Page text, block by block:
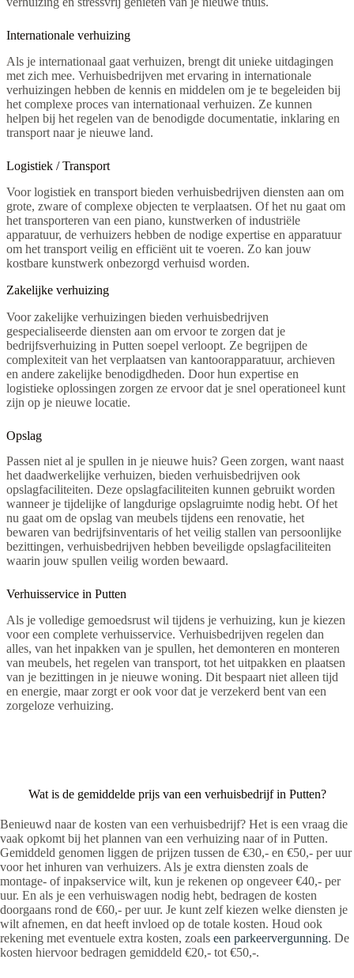
Internationale verhuizing
Als je internationaal gaat verhuizen, brengt dit unieke uitdagingen
met zich mee. Verhuisbedrijven met ervaring in internationale
verhuizingen hebben de kennis en middelen om je te begeleiden bij
het complexe proces van internationaal verhuizen. Ze kunnen
helpen bij het regelen van de benodigde documentatie, inklaring en
transport naar je nieuwe land.
Logistiek / Transport
Voor logistiek en transport bieden verhuisbedrijven diensten aan om
grote, zware of complexe objecten te verplaatsen. Of het nu gaat om
het transporteren van een piano, kunstwerken of industriële
apparatuur, de verhuizers hebben de nodige expertise en apparatuur
om het transport veilig en efficiënt uit te voeren. Zo kan jouw
kostbare kunstwerk onbezorgd verhuisd worden.
Zakelijke verhuizing
Voor zakelijke verhuizingen bieden verhuisbedrijven
gespecialiseerde diensten aan om ervoor te zorgen dat je
bedrijfsverhuizing in Putten soepel verloopt. Ze begrijpen de
complexiteit van het verplaatsen van kantoorapparatuur, archieven
en andere zakelijke benodigdheden. Door hun expertise en
logistieke oplossingen zorgen ze ervoor dat je snel operationeel kunt
zijn op je nieuwe locatie.
Opslag
Passen niet al je spullen in je nieuwe huis? Geen zorgen, want naast
het daadwerkelijke verhuizen, bieden verhuisbedrijven ook
opslagfaciliteiten. Deze opslagfaciliteiten kunnen gebruikt worden
wanneer je tijdelijke of langdurige opslagruimte nodig hebt. Of het
nu gaat om de opslag van meubels tijdens een renovatie, het
bewaren van bedrijfsinventaris of het veilig stallen van persoonlijke
bezittingen, verhuisbedrijven hebben beveiligde opslagfaciliteiten
waarin jouw spullen veilig worden bewaard.
Verhuisservice in Putten
Als je volledige gemoedsrust wil tijdens je verhuizing, kun je kiezen
voor een complete verhuisservice. Verhuisbedrijven regelen dan
alles, van het inpakken van je spullen, het demonteren en monteren
van meubels, het regelen van transport, tot het uitpakken en plaatsen
van je bezittingen in je nieuwe woning. Dit bespaart niet alleen tijd
en energie, maar zorgt er ook voor dat je verzekerd bent van een
zorgeloze verhuizing.
Wat is de gemiddelde prijs van een verhuisbedrijf in Putten?
Benieuwd naar de kosten van een verhuisbedrijf? Het is een vraag die
vaak opkomt bij het plannen van een verhuizing naar of in Putten.
Gemiddeld genomen liggen de prijzen tussen de €30,- en €50,- per uur
voor het inhuren van verhuizers. Als je extra diensten zoals de
montage- of inpakservice wilt, kun je rekenen op ongeveer €40,- per
uur. En als je een verhuiswagen nodig hebt, bedragen de kosten
doorgaans rond de €60,- per uur. Je kunt zelf kiezen welke diensten je
wilt afnemen, en dat heeft invloed op de totale kosten. Houd ook
rekening met eventuele extra kosten, zoals een parkeervergunning. De
kosten hiervoor bedragen gemiddeld €20,- tot €50,-.